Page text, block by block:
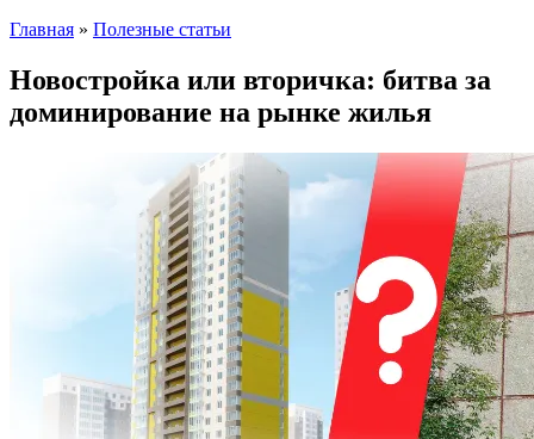
Главная » Полезные статьи
Новостройка или вторичка: битва за
доминирование на рынке жилья